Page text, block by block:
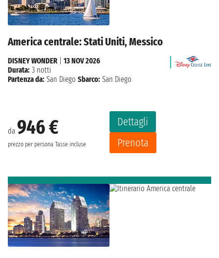
America centrale: Stati Uniti, Messico
da 946 €
prezzo per persona Tasse incluse
Dettagli
Prenota
DISNEY WONDER
13 NOV 2026
Durata: 3 notti
Partenza da: San Diego Sbarco: San Diego